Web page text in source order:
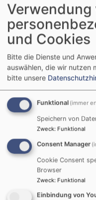
Texte für den
09.08.2026
Israelsonntag
der HERR ist,
erwählt hat! ( Ps
Predigttext:Röm
Evangelium:Mk
Der nächste hohe
Verwendung
und Cookies
Bitte die Dienste und
auswählen, die wir nutzen
bitte unsere
Funktional (immer
Speichern von
Zweck: Funktional
Consent Manager
Cookie Consent
Browser
Zweck: Funktional
Einbindung von